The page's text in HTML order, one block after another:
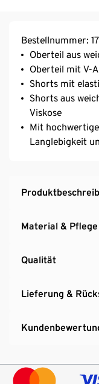
Bestellnummer:
Oberteil aus
Oberteil mit V-
Shorts mit
Shorts aus
Viskose
Mit
Langlebigkeit
Material & Pflege
Qualität
Lieferung &